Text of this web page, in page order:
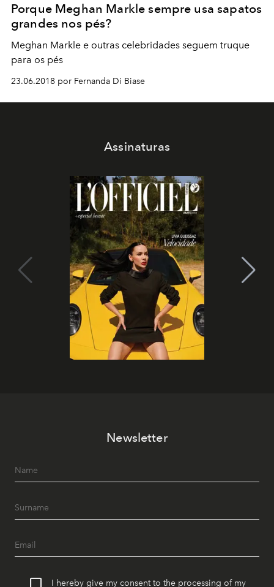
Porque Meghan Markle sempre usa sapatos
grandes nos pés?
Meghan Markle e outras celebridades seguem truque
para os pés
23.06.2018 por Fernanda Di Biase
Assinaturas
Newsletter
I hereby give my consent to the processing of my